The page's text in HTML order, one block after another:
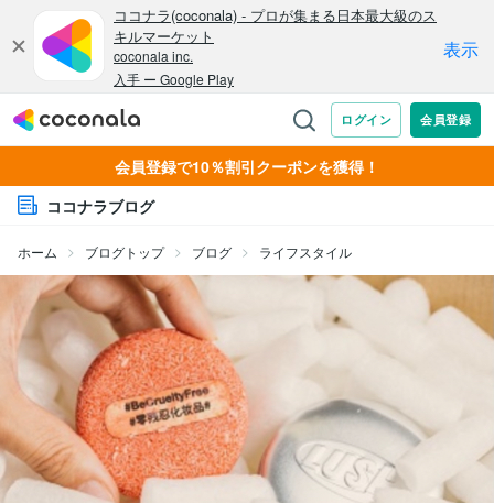
会員登録で10％割引クーポンを獲得！
ココナラブログ
ホーム ブログトップ ブログ ライフスタイル